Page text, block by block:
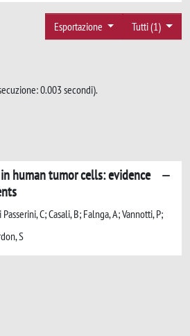
Tutti (1)
Esportazione
0.003 secondi).
human tumor cells: evidence
C; Casali, B; Falnga, A; Vannotti, P;
S